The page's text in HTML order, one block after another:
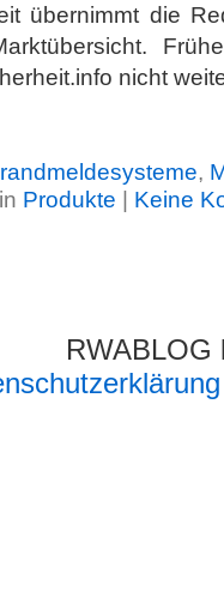
übernimmt die
nicht
,
Produkte | Keine